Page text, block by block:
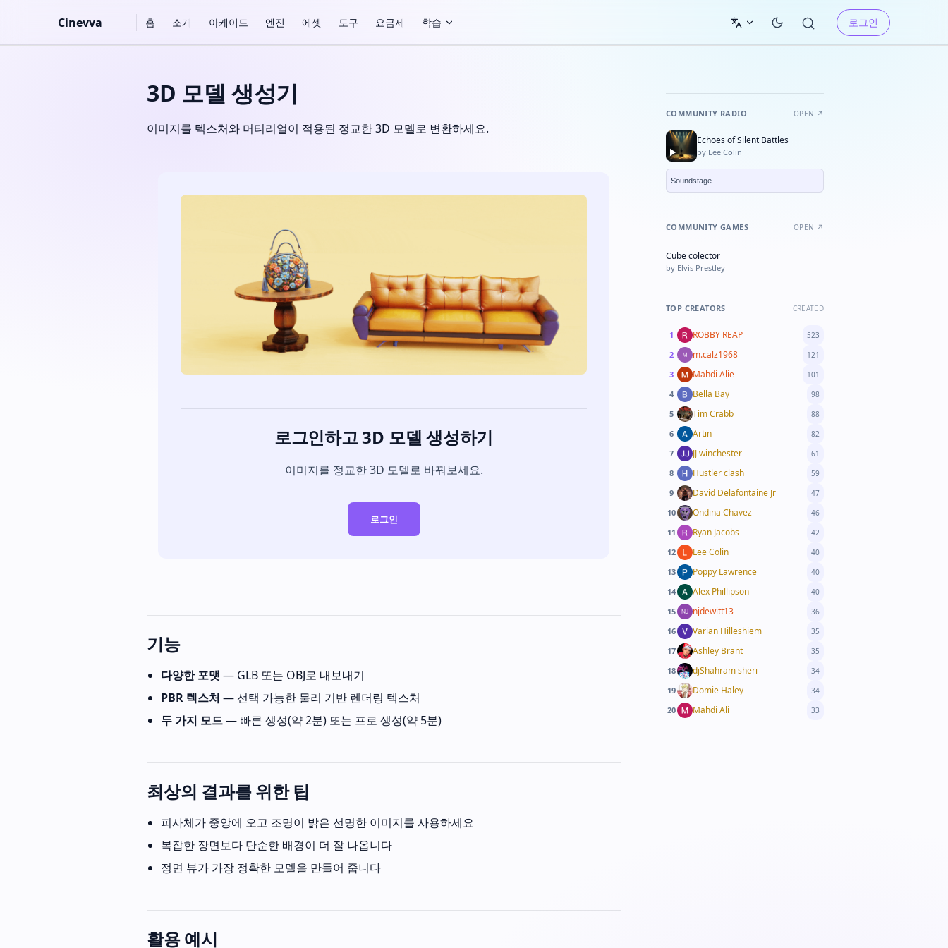
Skip to content
Cinevva 홈 소개 아케이드 엔진 에셋 도구 요금제 학습 로그인
COMMUNITY RADIO OPEN ↗
Echoes of Silent Battles
by Lee Colin
COMMUNITY GAMES OPEN ↗
★ FEATURED
Cube colector
by Elvis Prestley
TOP CREATORS CREATED
1 ROBBY REAP 523
2 m.calz1968 121
3 Mahdi Alie 101
4 Bella Bay 98
5 Tim Crabb 88
6 Artin 82
7 JJ winchester 61
8 Hustler clash 59
9 David Delafontaine Jr 47
10 Ondina Chavez 46
11 Ryan Jacobs 42
12 Lee Colin 40
13 Poppy Lawrence 40
14 Alex Phillipson 40
15 njdewitt13 36
16 Varian Hilleshiem 35
17 Ashley Brant 35
18 djShahram sheri 34
19 Domie Haley 34
20 Mahdi Ali 33
3D 모델 생성기
이미지를 텍스처와 머티리얼이 적용된 정교한 3D 모델로 변환하세요.
로그인하고 3D 모델 생성하기
이미지를 정교한 3D 모델로 바꿔보세요.
로그인
기능
다양한 포맷 — GLB 또는 OBJ로 내보내기
PBR 텍스처 — 선택 가능한 물리 기반 렌더링 텍스처
두 가지 모드— 빠른 생성(약 2분) 또는 프로 생성(약 5분)
최상의 결과를 위한 팁
피사체가 중앙에 오고 조명이 밝은 선명한 이미지를 사용하세요
복잡한 장면보다 단순한 배경이 더 잘 나옵니다
정면 뷰가 가장 정확한 모델을 만들어 줍니다
활용 예시